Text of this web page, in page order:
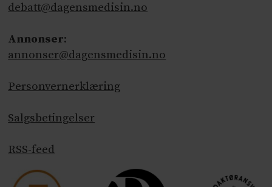
debatt@dagensmedisin.no
Annonser:
annonser@dagensmedisin.no
Personvernerklæring
Salgsbetingelser
RSS-feed